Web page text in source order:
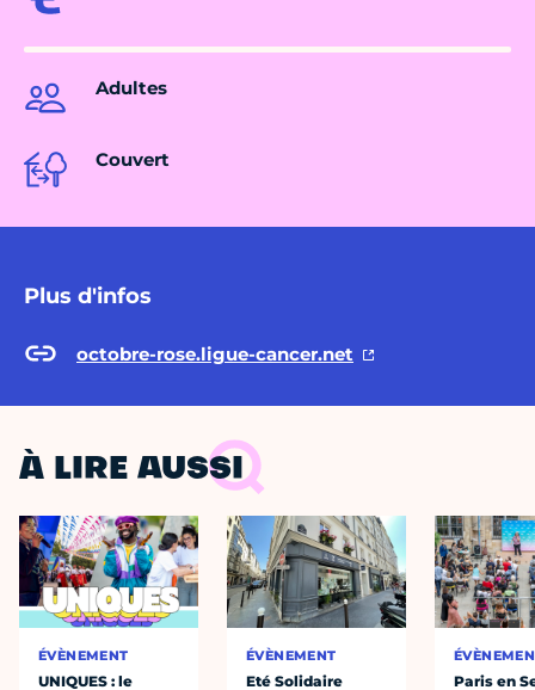
Adultes
Couvert
Plus d'infos
octobre-rose.ligue-cancer.net
À LIRE AUSSI
ÉVÈNEMENT
UNIQUES : le
ÉVÈNEMENT
Eté Solidaire
Paris en